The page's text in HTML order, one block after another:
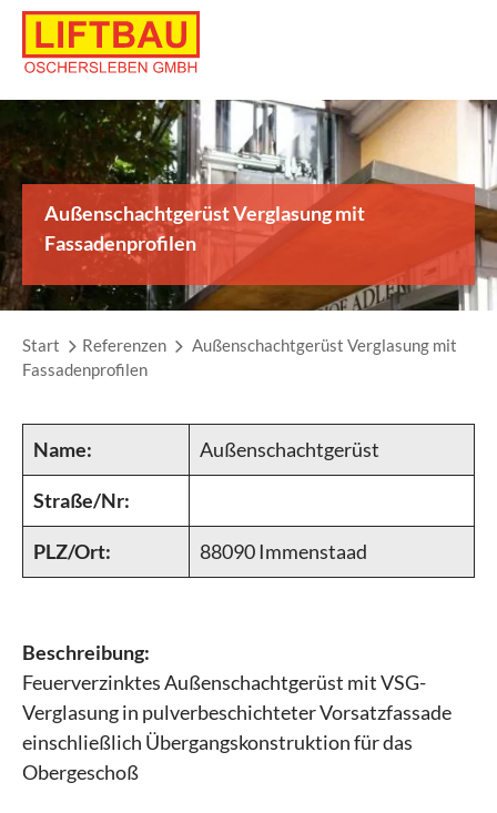
Skip
content
Außenschachtgerüst Verglasung mit
Fassadenprofilen
Start Referenzen
Außenschachtgerüst Verglasung mit
Fassadenprofilen
Name: Außenschachtgerüst
Straße/Nr:
PLZ/Ort: 88090 Immenstaad
Beschreibung:
Feuerverzinktes Außenschachtgerüst mit VSG-
Verglasung in pulverbeschichteter Vorsatzfassade
einschließlich Übergangskonstruktion für das
Obergeschoß